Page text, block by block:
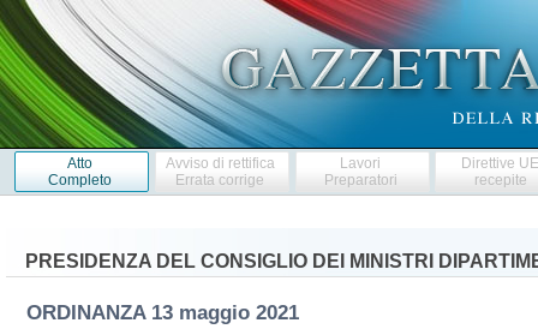
Atto
Completo
Avviso di rettifica
Errata corrige
Lavori
Preparatori
Direttive
recepite
PRESIDENZA DEL CONSIGLIO DEI MINISTRI
ORDINANZA 13 maggio 2021